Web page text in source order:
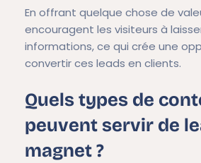
En offrant quelque chose de
encouragent les visiteurs à
informations, ce qui crée une
convertir ces leads en clients.
Quels types de
peuvent servir de
magnet ?